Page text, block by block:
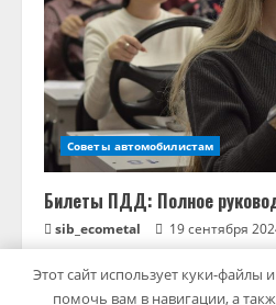
Советы автомобилистам
Билеты ПДД: Полное
sib_ecometal 19 сентября
Этот сайт использует куки-файлы
помочь вам в навигации, а